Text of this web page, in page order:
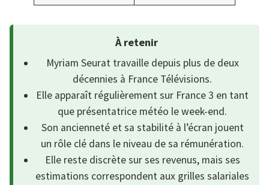
À retenir
Myriam Seurat travaille depuis plus de deux
décennies à France Télévisions.
Elle apparaît régulièrement sur France 3 en tant
que présentatrice météo le week-end.
Son ancienneté et sa stabilité à l’écran jouent
un rôle clé dans le niveau de sa rémunération.
Elle reste discrète sur ses revenus, mais ses
estimations correspondent aux grilles salariales